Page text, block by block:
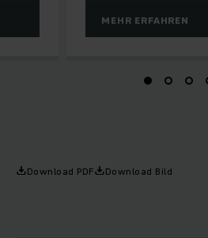
MEHR ERFAHREN
Download PDF Download Bild